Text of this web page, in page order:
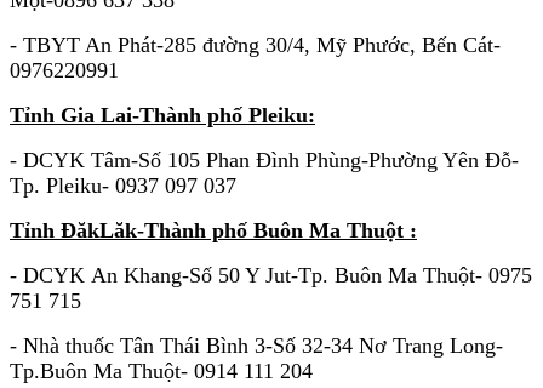
- TBYT An Phát-285 đường 30/4, Mỹ Phước, Bến Cát-
0976220991
Tỉnh Gia Lai-Thành phố Pleiku:
- DCYK Tâm-Số 105 Phan Đình Phùng-Phường Yên Đỗ-
Tp. Pleiku- 0937 097 037
Tỉnh ĐăkLăk-Thành phố Buôn Ma Thuột :
- DCYK An Khang-Số 50 Y Jut-Tp. Buôn Ma Thuột- 0975
751 715
- Nhà thuốc Tân Thái Bình 3-Số 32-34 Nơ Trang Long-
Tp.Buôn Ma Thuột- 0914 111 204